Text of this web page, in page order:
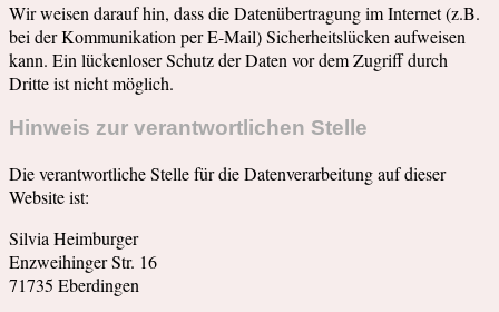
Wir weisen darauf hin, dass die Datenübertragung im Internet (z.B.
bei der Kommunikation per E-Mail) Sicherheitslücken aufweisen
kann. Ein lückenloser Schutz der Daten vor dem Zugriff durch
Dritte ist nicht möglich.
Hinweis zur verantwortlichen Stelle
Die verantwortliche Stelle für die Datenverarbeitung auf dieser
Website ist:
Silvia Heimburger
Enzweihinger Str. 16
71735 Eberdingen